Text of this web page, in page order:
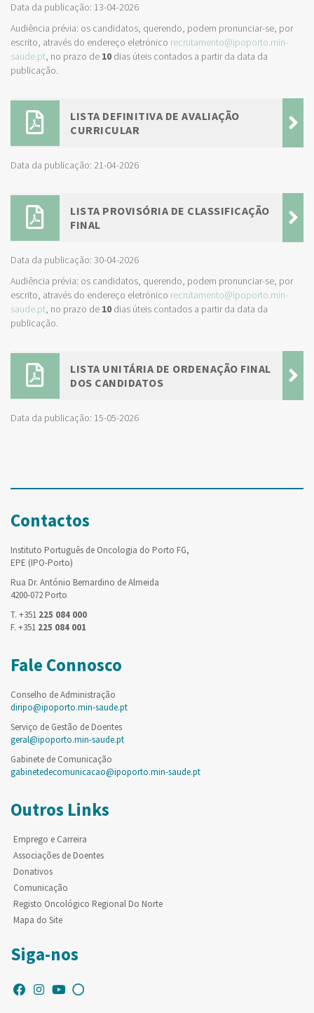
Data da publicação: 13-04-2026
Audiência prévia: os candidatos, querendo, podem pronunciar-se, por
escrito, através do endereço eletrónico recrutamento@ipoporto.min-
saude.pt, no prazo de 10 dias úteis contados a partir da data da
publicação.
LISTA DEFINITIVA DE AVALIAÇÃO
CURRICULAR
Data da publicação: 21-04-2026
LISTA PROVISÓRIA DE CLASSIFICAÇÃO
FINAL
Data da publicação: 30-04-2026
Audiência prévia: os candidatos, querendo, podem pronunciar-se, por
escrito, através do endereço eletrónico recrutamento@ipoporto.min-
saude.pt, no prazo de 10 dias úteis contados a partir da data da
publicação.
LISTA UNITÁRIA DE ORDENAÇÃO FINAL
DOS CANDIDATOS
Data da publicação: 15-05-2026
Contactos
Instituto Português de Oncologia do Porto FG,
EPE (IPO-Porto)
Rua Dr. António Bernardino de Almeida
4200-072 Porto
T. +351 225 084 000
F. +351 225 084 001
Fale Connosco
Conselho de Administração
diripo@ipoporto.min-saude.pt
Serviço de Gestão de Doentes
geral@ipoporto.min-saude.pt
Gabinete de Comunicação
gabinetedecomunicacao@ipoporto.min-saude.pt
Outros Links
Emprego e Carreira
Associações de Doentes
Donativos
Comunicação
Registo Oncológico Regional Do Norte
Mapa do Site
Siga-nos